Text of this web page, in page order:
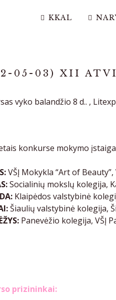
KKAL
05-03) XII
vyko balandžio 8 d.. ,
konkurse mokymo
VŠĮ Mokykla “Art of
Socialinių mokslų kolegija,
Klaipėdos valstybinė
Šiaulių valstybinė kolegija,
Panevėžio kolegija, VŠĮ
prizininkai: